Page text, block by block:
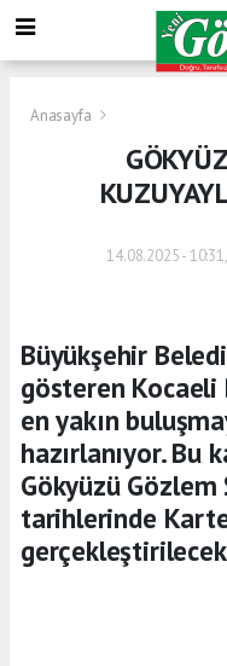
Anasayfa
14.08.2025 -
Büyükşehir
gösteren Kocaeli
en yakın
hazırlanıyor. Bu
Gökyüzü
tarihlerinde